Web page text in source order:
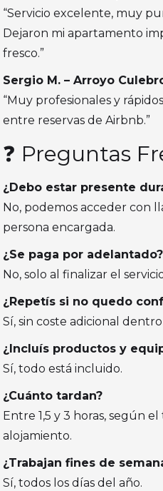
“Servicio excelente, muy
Dejaron mi apartamento
fresco.”
Sergio M. – Arroyo
“Muy profesionales y
entre reservas de Airbnb.”
❓ Preguntas
¿Debo estar presente
No, podemos acceder con
persona encargada.
¿Se paga por adelantado?
No, solo al finalizar el
¿Repetís si no quedo
Sí, sin coste adicional
¿Incluís productos y
Sí, todo está incluido.
¿Cuánto tardan?
Entre 1,5 y 3 horas, según
alojamiento.
¿Trabajan fines de
Sí, todos los días del año.